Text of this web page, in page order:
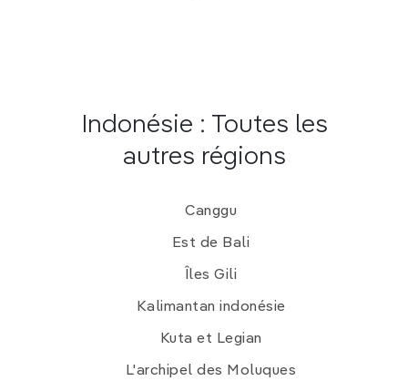
Indonésie : Toutes les
autres régions
Canggu
Est de Bali
Îles Gili
Kalimantan indonésie
Kuta et Legian
L'archipel des Moluques